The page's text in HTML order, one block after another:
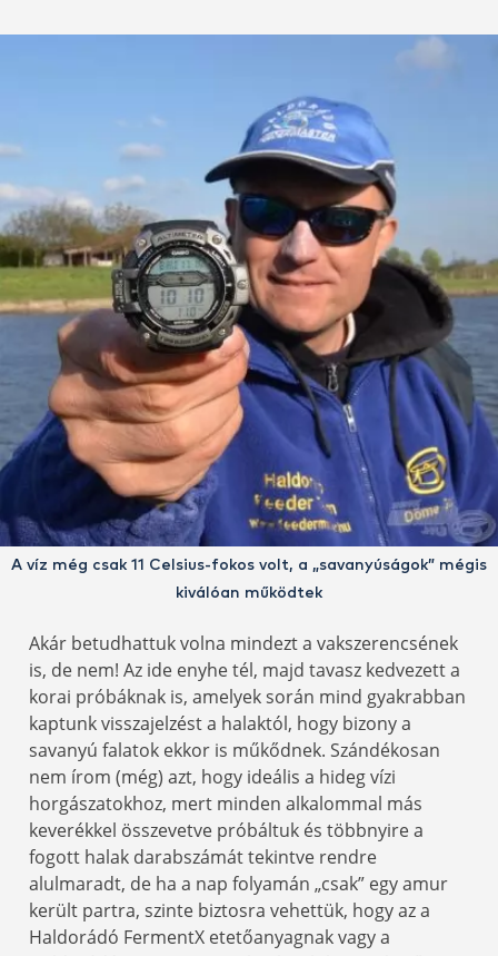
A víz még csak 11 Celsius-fokos volt, a „savanyúságok” mégis
kiválóan működtek
Akár betudhattuk volna mindezt a vakszerencsének
is, de nem! Az ide enyhe tél, majd tavasz kedvezett a
korai próbáknak is, amelyek során mind gyakrabban
kaptunk visszajelzést a halaktól, hogy bizony a
savanyú falatok ekkor is műkődnek. Szándékosan
nem írom (még) azt, hogy ideális a hideg vízi
horgászatokhoz, mert minden alkalommal más
keverékkel összevetve próbáltuk és többnyire a
fogott halak darabszámát tekintve rendre
alulmaradt, de ha a nap folyamán „csak” egy amur
került partra, szinte biztosra vehettük, hogy az a
Haldorádó FermentX etetőanyagnak vagy a